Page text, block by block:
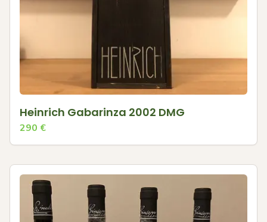
Heinrich Gabarinza 2002 DMG
290 €